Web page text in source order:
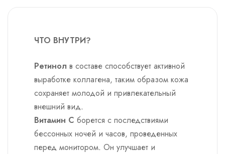
ЧТО ВНУТРИ?
Ретинол в составе способствует активной
выработке коллагена, таким образом кожа
сохраняет молодой и привлекательный
внешний вид.
Витамин С борется с последствиями
бессонных ночей и часов, проведенных
перед монитором. Он улучшает и